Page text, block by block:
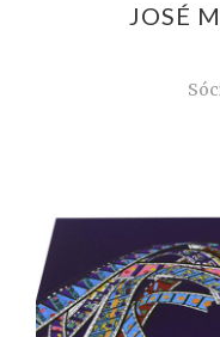
JOSÉ